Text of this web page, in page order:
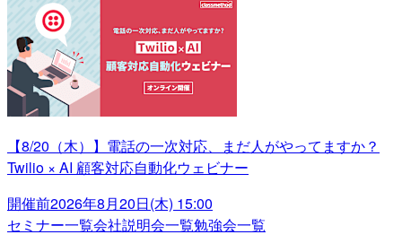
【8/20（木）】電話の一次対応、まだ人がやってますか？
Twilio × AI 顧客対応自動化ウェビナー
開催前2026年8月20日(木) 15:00
セミナー一覧会社説明会一覧勉強会一覧